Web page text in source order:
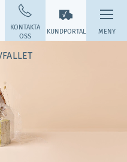
KUNDPORTAL
KONTAKTA
OSS
MENY